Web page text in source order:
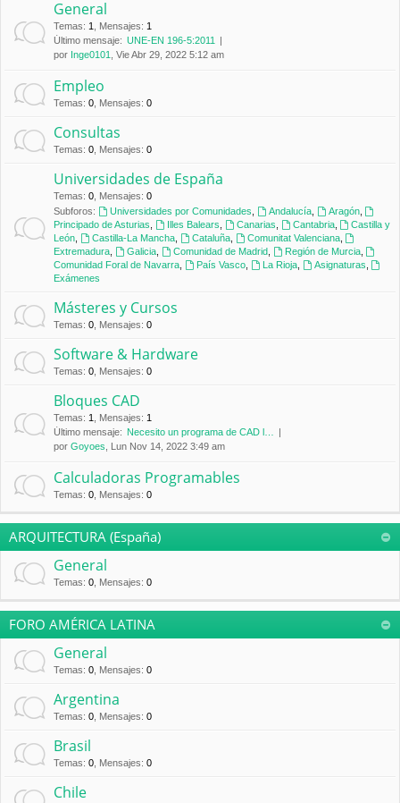
General
Temas: 1 Mensajes: 1
Último mensaje: UNE-EN 196-5:2011
por Inge0101 , Vie Abr 29, 2022 5:12 am
Empleo
Temas: 0 Mensajes: 0
Consultas
Temas: 0 Mensajes: 0
Universidades de España
Temas: 0 Mensajes: 0
Subforos:
Universidades por Comunidades Andalucía, Aragón,
Principado de Asturias
Illes Balears Canarias Cantabria,
Castilla y
León
Castilla-La Mancha, Cataluña, Comunitat Valenciana,
Extremadura
Galicia, Comunidad de Madrid, Región de Murcia,
Comunidad Foral de Navarra
País Vasco, La Rioja, Asignaturas
Exámenes
Másteres y Cursos
Temas: 0 Mensajes: 0
Software & Hardware
Temas: 0 Mensajes: 0
Bloques CAD
Temas: 1 Mensajes: 1
Último mensaje: Necesito un programa de CAD l…
por Goyoes , Lun Nov 14, 2022 3:49 am
Calculadoras Programables
Temas: 0 Mensajes: 0
ARQUITECTURA (España)
General
Temas: 0 Mensajes: 0
FORO AMÉRICA LATINA
General
Temas: 0 Mensajes: 0
Argentina
Temas: 0 Mensajes: 0
Brasil
Temas: 0 Mensajes: 0
Chile